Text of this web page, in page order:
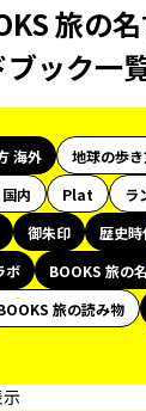
旅の
ック一
海外
地球の歩き
内 Plat
ラ
御朱印 歴史時
ボ
BOOKS 旅の
旅の読み物